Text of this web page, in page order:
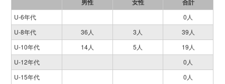
男性 女性 合計
U-6年代
0人
U-8年代
36人 3人
39人
U-10年代
14人 5人
19人
U-12年代
0人
U-15年代
0人